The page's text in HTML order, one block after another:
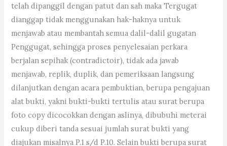
telah dipanggil dengan patut dan sah maka Tergugat
dianggap tidak menggunakan hak-haknya untuk
menjawab atau membantah semua dalil-dalil gugatan
Penggugat, sehingga proses penyelesaian perkara
berjalan sepihak (contradictoir), tidak ada jawab
menjawab, replik, duplik, dan pemeriksaan langsung
dilanjutkan dengan acara pembuktian, berupa pengajuan
alat bukti, yakni bukti-bukti tertulis atau surat berupa
foto copy dicocokkan dengan aslinya, dibubuhi meterai
cukup diberi tanda sesuai jumlah surat bukti yang
diajukan misalnya P.1 s/d P.10. Selain bukti berupa surat